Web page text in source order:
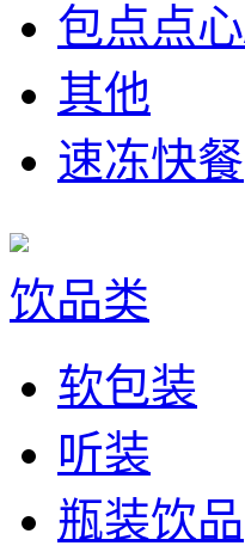
包点点
其他
速冻快餐
饮品类
软包装
听装
瓶装饮品